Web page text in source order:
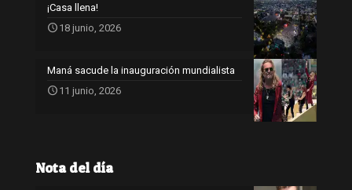
¡Casa llena!
18 junio, 2026
Maná sacude la inauguración mundialista
11 junio, 2026
Nota del día